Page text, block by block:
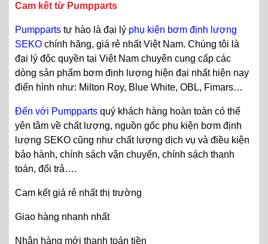
Cam kết từ Pumpparts
Pumpparts tự hào là đại lý phụ kiện bơm định lượng
SEKO chính hãng, giá rẻ nhất Việt Nam. Chúng tôi là
đại lý độc quyền tại Việt Nam chuyên cung cấp các
dòng sản phẩm bơm định lượng hiện đại nhất hiện nay
điển hình như: Milton Roy, Blue White, OBL, Fimars…
Đến với Pumpparts quý khách hàng hoàn toàn có thể
yên tâm về chất lượng, nguồn gốc phụ kiện bơm định
lượng SEKO cũng như chất lượng dịch vụ và điều kiện
bảo hành, chính sách vận chuyển, chính sách thanh
toán, đổi trả….
Cam kết giá rẻ nhất thị trường
Giao hàng nhanh nhất
Nhận hàng mới thanh toán tiền